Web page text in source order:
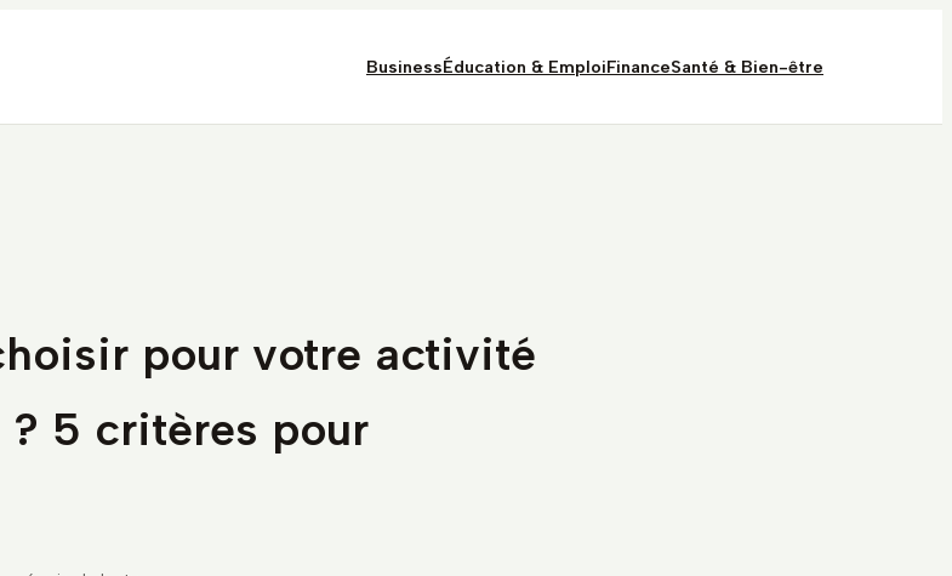
BusinessÉducation & EmploiFinanceSanté & Bien-être
pour votre activité
? 5 critères pour